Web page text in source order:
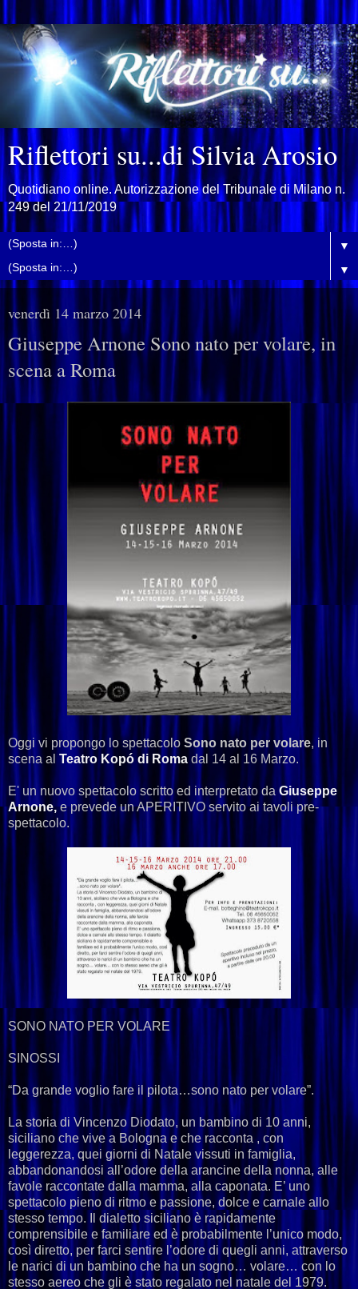
Riflettori su...di Silvia Arosio
Quotidiano online. Autorizzazione del Tribunale di Milano n.
249 del 21/11/2019
▼
▼
venerdì 14 marzo 2014
Giuseppe Arnone Sono nato per volare, in
scena a Roma
Oggi vi propongo lo spettacolo Sono nato per volare, in
scena al Teatro Kopó di Roma dal 14 al 16 Marzo.
E' un nuovo spettacolo scritto ed interpretato da Giuseppe
Arnone,e prevede un APERITIVO servito ai tavoli pre-
spettacolo.
SONO NATO PER VOLARE
SINOSSI
“Da grande voglio fare il pilota…sono nato per volare”.
La storia di Vincenzo Diodato, un bambino di 10 anni,
siciliano che vive a Bologna e che racconta , con
leggerezza, quei giorni di Natale vissuti in famiglia,
abbandonandosi all’odore della arancine della nonna, alle
favole raccontate dalla mamma, alla caponata. E’ uno
spettacolo pieno di ritmo e passione, dolce e carnale allo
stesso tempo. Il dialetto siciliano è rapidamente
comprensibile e familiare ed è probabilmente l’unico modo,
così diretto, per farci sentire l’odore di quegli anni, attraverso
le narici di un bambino che ha un sogno… volare… con lo
stesso aereo che gli è stato regalato nel natale del 1979.